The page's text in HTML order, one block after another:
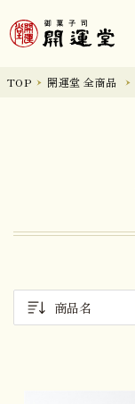
TOP 開運堂 全商品
商品名